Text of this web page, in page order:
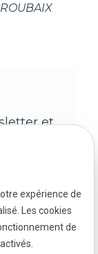
et
expérience de
Les cookies
de